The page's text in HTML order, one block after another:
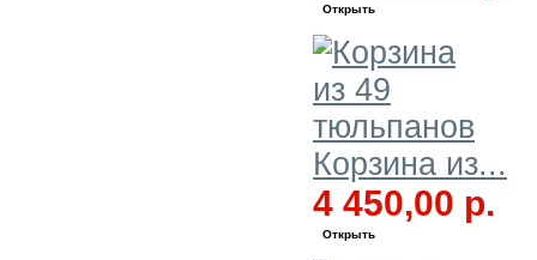
Открыть
Корзина из...
4 450,00 р.
Открыть